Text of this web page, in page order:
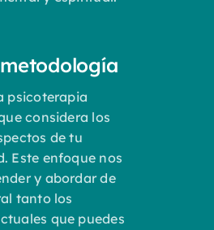
psicoterapia
considera los
de tu
Este enfoque nos
y abordar de
tanto los
que puedes